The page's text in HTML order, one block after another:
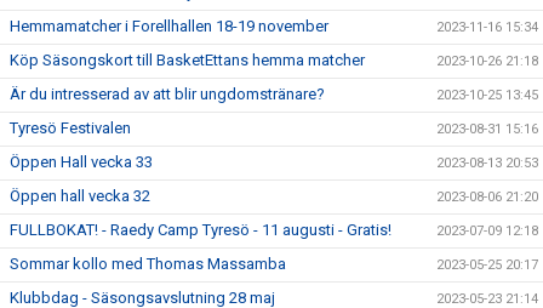
Hemmamatcher i Forellhallen 18-19 november 2023-11-16 15:34
Köp Säsongskort till BasketEttans hemma matcher 2023-10-26 21:18
Är du intresserad av att blir ungdomstränare? 2023-10-25 13:45
Tyresö Festivalen 2023-08-31 15:16
Öppen Hall vecka 33 2023-08-13 20:53
Öppen hall vecka 32 2023-08-06 21:20
FULLBOKAT! - Raedy Camp Tyresö - 11 augusti - Gratis! 2023-07-09 12:18
Sommar kollo med Thomas Massamba 2023-05-25 20:17
Klubbdag - Säsongsavslutning 28 maj 2023-05-23 21:14